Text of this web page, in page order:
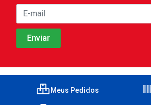
Meus Pedidos